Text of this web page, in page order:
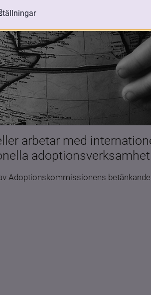
arbetar med
Adoptionskommissionens